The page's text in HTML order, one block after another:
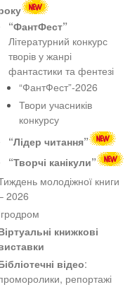
“ФантФест”
Літературний конкурс
творів у жанрі
фантастики та фентезі
“ФантФест”-2026
Твори учасників
конкурсу
“Лідер читання”
“Творчі канікули”
молодіжної книги
2026
книжкові
відео:
репортажі